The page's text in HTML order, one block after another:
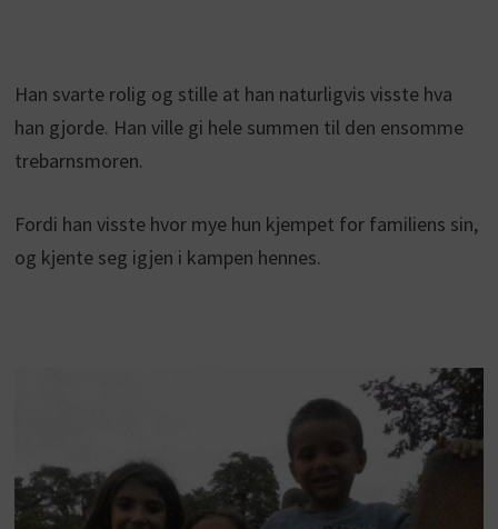
Han svarte rolig og stille at han naturligvis visste hva
han gjorde. Han ville gi hele summen til den ensomme
trebarnsmoren.
Fordi han visste hvor mye hun kjempet for familiens sin,
og kjente seg igjen i kampen hennes.